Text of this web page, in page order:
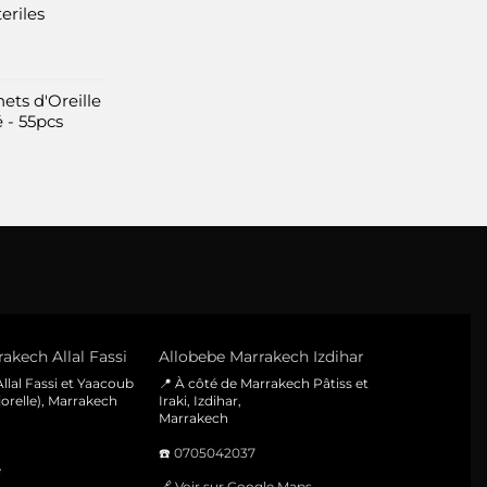
d'Oreille
- 55pcs
Allal Fassi
Fassi et Yaacoub
Marrakech
Allobebe Marrakech Izdihar
📍 À côté de Marrakech Pâtiss et
Iraki, Izdihar,
Marrakech
☎️ 0705042037